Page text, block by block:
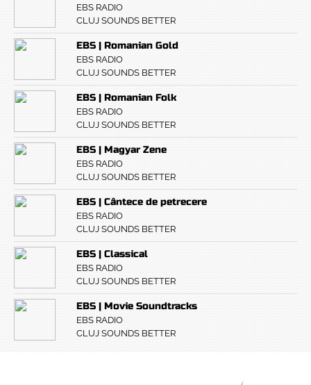
EBS RADIO
CLUJ SOUNDS BETTER
EBS | Romanian Gold
EBS RADIO
CLUJ SOUNDS BETTER
EBS | Romanian Folk
EBS RADIO
CLUJ SOUNDS BETTER
EBS | Magyar Zene
EBS RADIO
CLUJ SOUNDS BETTER
EBS | Cântece de petrecere
EBS RADIO
CLUJ SOUNDS BETTER
EBS | Classical
EBS RADIO
CLUJ SOUNDS BETTER
EBS | Movie Soundtracks
EBS RADIO
CLUJ SOUNDS BETTER